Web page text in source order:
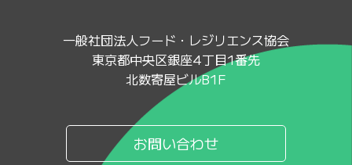
一般社団法人フード・レジリエンス協会
東京都中央区銀座4丁目1番先
北数寄屋ビルB1F
お問い合わせ